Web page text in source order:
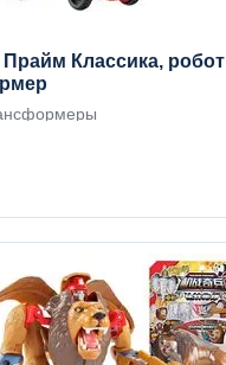
Классика, робот